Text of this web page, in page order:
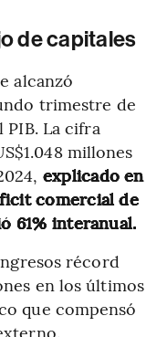
de capitales
alcanzó
trimestre de
PIB. La cifra
millones
explicado en
comercial de
61% interanual.
récord
en los últimos
que compensó